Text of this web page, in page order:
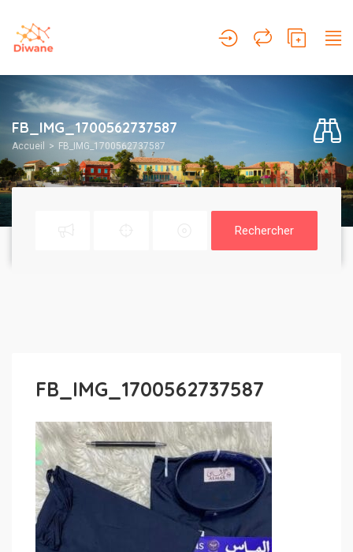
FB_IMG_1700562737587
Accueil FB_IMG_1700562737587
Rechercher
FB_IMG_1700562737587